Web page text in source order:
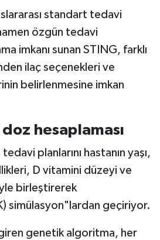
standart tedavi
özgün tedavi
imkanı sunan STING, farklı
ilaç seçenekleri ve
belirlenmesine imkan
hesaplaması
planlarını hastanın yaşı,
D vitamini düzeyi ve
birleştirerek
simülasyon"lardan geçiriyor.
genetik algoritma, her